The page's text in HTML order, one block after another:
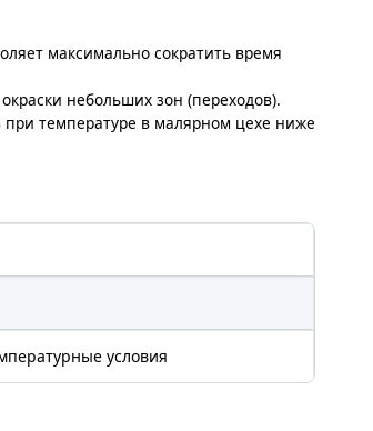
максимально сократить время
небольших зон (переходов).
при температуре в малярном цехе ниже
условия